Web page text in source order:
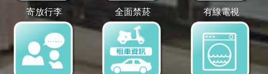
寄放行李 全面禁菸 有線電視